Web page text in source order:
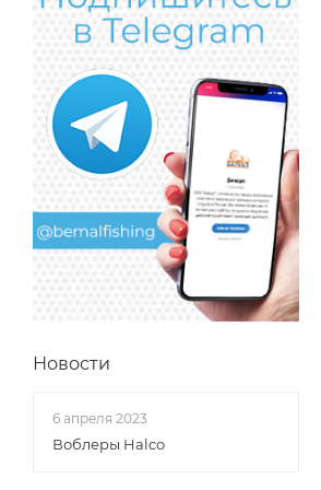
Новости
6 апреля 2023
Воблеры Halco